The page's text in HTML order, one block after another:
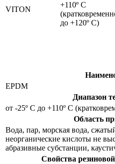
VITON
+110º С
до +120º С)
EPDM
Диапазон
от -25º С до +110º С
Область
Вода, пар, морская вода,
неорганические кислоты не
абразивные субстанции,
Свойства